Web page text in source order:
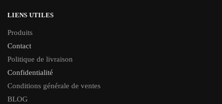
LIENS UTILES
Produits
Contact
Politique de livraison
Confidentialité
Conditions générale de ventes
BLOG